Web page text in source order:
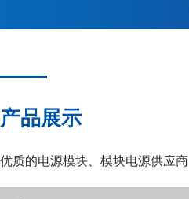
产品展示
优质的电源模块、模块电源供应商